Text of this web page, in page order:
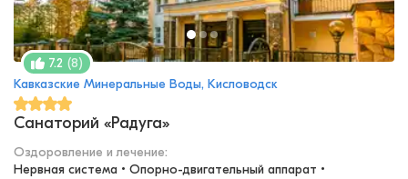
7.2 (8)
Кавказские Минеральные Воды, Кисловодск
Санаторий «Радуга»
Оздоровление и лечение:
Нервная система • Опорно-двигательный аппарат •